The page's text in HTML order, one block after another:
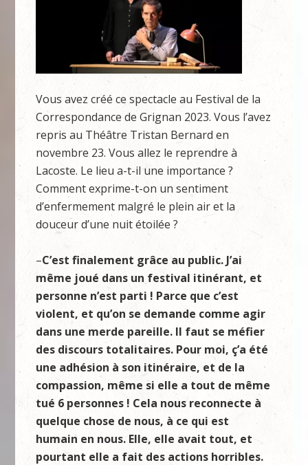
Vous avez créé ce spectacle au Festival de la
Correspondance de Grignan 2023. Vous l’avez
repris au Théâtre Tristan Bernard en
novembre 23. Vous allez le reprendre à
Lacoste. Le lieu a-t-il une importance ?
Comment exprime-t-on un sentiment
d’enfermement malgré le plein air et la
douceur d’une nuit étoilée ?
–C’est finalement grâce au public. J’ai
même joué dans un festival itinérant, et
personne n’est parti ! Parce que c’est
violent, et qu’on se demande comme agir
dans une merde pareille. Il faut se méfier
des discours totalitaires. Pour moi, ç’a été
une adhésion à son itinéraire, et de la
compassion, même si elle a tout de même
tué 6 personnes ! Cela nous reconnecte à
quelque chose de nous, à ce qui est
humain en nous. Elle, elle avait tout, et
pourtant elle a fait des actions horribles.